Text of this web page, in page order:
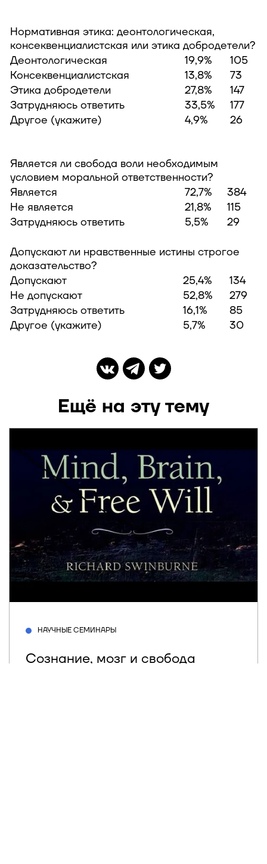
Нормативная этика: деонтологическая,
консеквенциалистская или этика добродетели?
Деонтологическая
19,9%
105
Консеквенциалистская
13,8%
73
Этика добродетели
27,8%
147
Затрудняюсь ответить
33,5%
177
Другое (укажите)
4,9% 26
Является ли свобода воли необходимым
условием моральной ответственности?
Является
72,7%
384
Не является
21,8%
115
Затрудняюсь ответить
5,5% 29
Допускают ли нравственные истины строгое
доказательство?
Допускают
25,4%
134
Не допускают
52,8%
279
Затрудняюсь ответить
16,1%
85
Другое (укажите)
5,7% 30
Ещё на эту тему
НАУЧНЫЕ СЕМИНАРЫ
Сознание, мозг и свобода